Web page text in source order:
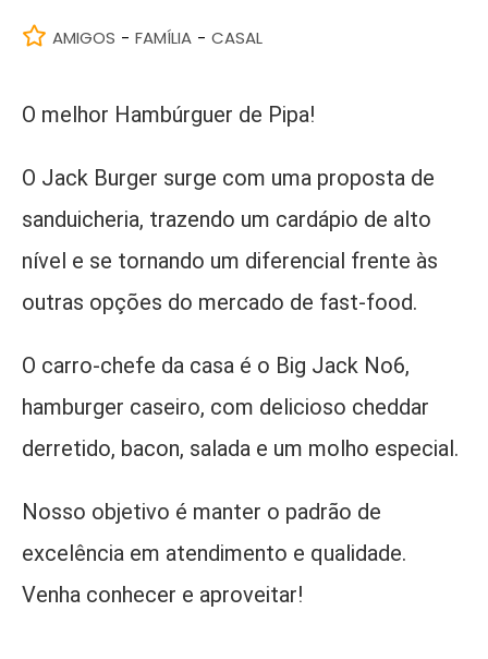
AMIGOS - FAMÍLIA - CASAL
O melhor Hambúrguer de Pipa!
O Jack Burger surge com uma proposta de
sanduicheria, trazendo um cardápio de alto
nível e se tornando um diferencial frente às
outras opções do mercado de fast-food.
O carro-chefe da casa é o Big Jack No6,
hamburger caseiro, com delicioso cheddar
derretido, bacon, salada e um molho especial.
Nosso objetivo é manter o padrão de
excelência em atendimento e qualidade.
Venha conhecer e aproveitar!